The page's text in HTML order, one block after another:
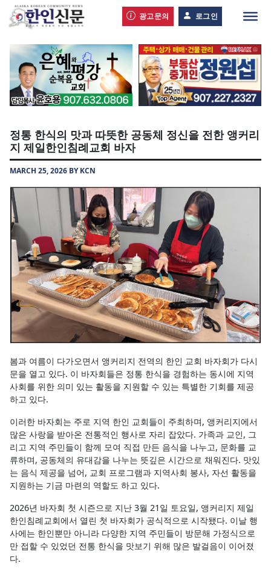
광고문의 로그인
정통 한식의 맛과 따뜻한 공동체 정신을 전한 앵커리
지 제일한인침례교회 바자
MARCH 25, 2026 BY KCN
봄과 여름이 다가오면서 앵커리지 전역의 한인 교회 바자회가 다시
문을 열고 있다. 이 바자회들은 정통 한식을 경험하는 동시에 지역
사회를 위한 의미 있는 활동을 지원할 수 있는 특별한 기회를 제공
하고 있다.
이러한 바자회는 주로 지역 한인 교회들이 주최하며, 앵커리지에서
많은 사랑을 받아온 전통적인 행사로 자리 잡았다. 가족과 교인, 그
리고 지역 주민들이 함께 모여 직접 만든 음식을 나누고, 문화를 교
류하며, 공동체의 유대감을 나누는 뜻깊은 시간으로 채워진다. 맛있
는 음식 제공을 넘어, 교회 프로그램과 지역사회 봉사, 자선 활동을
지원하는 기금 마련의 역할도 하고 있다.
2026년 바자회 첫 시즌으로 지난 3월 21일 토요일, 앵커리지 제일
한인침례교회에서 열린 첫 바자회가 공식적으로 시작됐다. 이날 행
사에는 한인뿐만 아니라 다양한 지역 주민들이 방문해 가정식으로
만 접할 수 있었던 전통 한식을 맛보기 위해 많은 발걸음이 이어졌
다.